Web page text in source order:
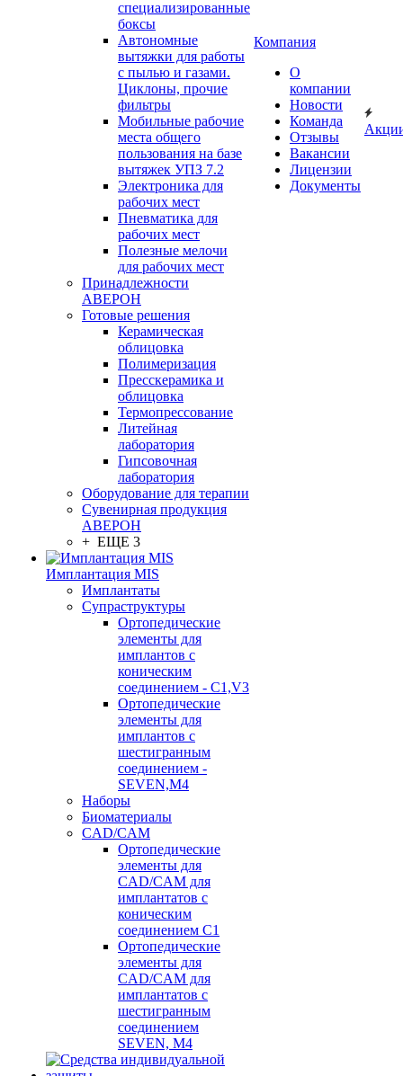
специализированные
боксы
Автономные
вытяжки для работы
с пылью и газами.
Циклоны, прочие
фильтры
Мобильные рабочие
места общего
пользования на базе
вытяжек УПЗ 7.2
Электроника для
рабочих мест
Пневматика для
рабочих мест
Полезные мелочи
для рабочих мест
Принадлежности
АВЕРОН
Готовые решения
Керамическая
облицовка
Полимеризация
Пресскерамика и
облицовка
Термопрессование
Литейная
лаборатория
Гипсовочная
лаборатория
Оборудование для терапии
Сувенирная продукция
АВЕРОН
+ ЕЩЕ 3
Имплантация MIS
Имплантаты
Супраструктуры
Ортопедические
элементы для
имплантов с
коническим
соединением - C1,V3
Ортопедические
элементы для
имплантов с
шестигранным
соединением -
SEVEN,M4
Наборы
Биоматериалы
CAD/CAM
Ортопедические
элементы для
CAD/CAM для
имплантатов с
коническим
соединением С1
Ортопедические
элементы для
CAD/CAM для
имплантатов с
шестигранным
соединением
SEVEN, М4
Компания
О
компании
Новости
Команда
Отзывы
Вакансии
Лицензии
Документы